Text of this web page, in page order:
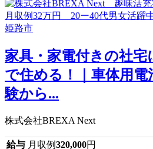
家具・家電付きの社宅
で住める！｜車体用電
験から...
株式会社BREXA Next
給与 月収例320,000円